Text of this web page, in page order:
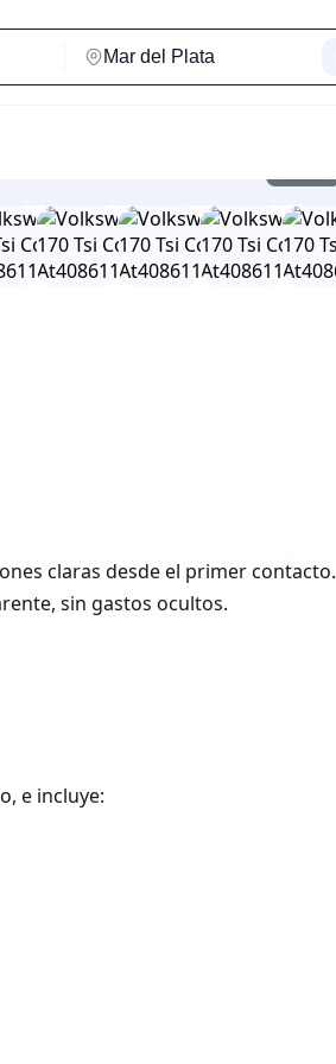
claras desde el primer contacto.
sin gastos ocultos.
e incluye: